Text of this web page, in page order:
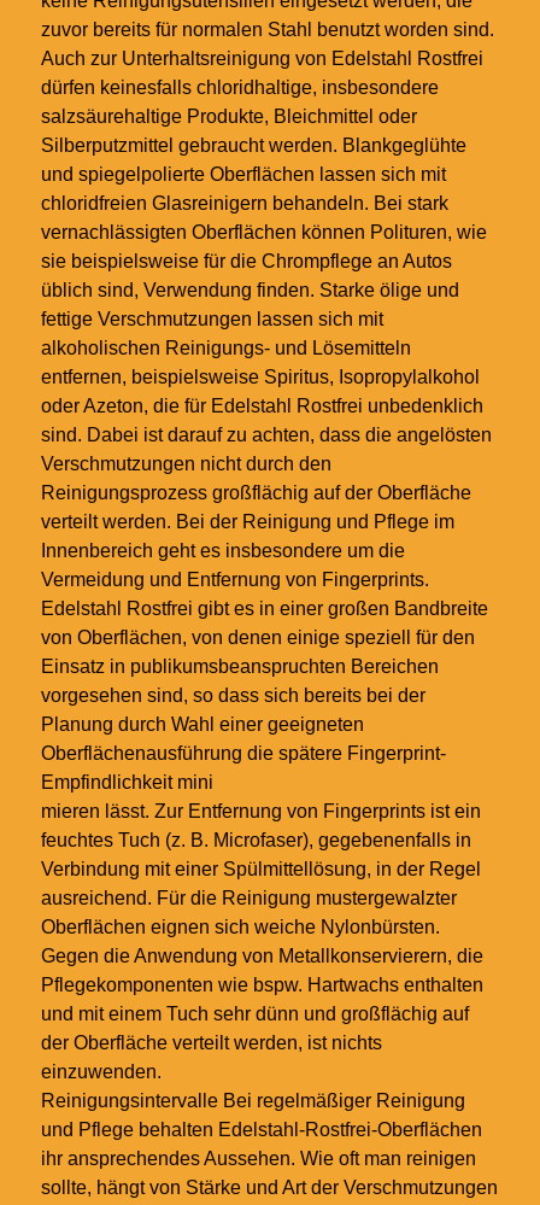
zuvor bereits für normalen Stahl benutzt worden sind.
Auch zur Unterhaltsreinigung von Edelstahl Rostfrei
dürfen keinesfalls chloridhaltige, insbesondere
salzsäurehaltige Produkte, Bleichmittel oder
Silberputzmittel gebraucht werden. Blankgeglühte
und spiegelpolierte Oberflächen lassen sich mit
chloridfreien Glasreinigern behandeln. Bei stark
vernachlässigten Oberflächen können Polituren, wie
sie beispielsweise für die Chrompflege an Autos
üblich sind, Verwendung finden. Starke ölige und
fettige Verschmutzungen lassen sich mit
alkoholischen Reinigungs- und Lösemitteln
entfernen, beispielsweise Spiritus, Isopropylalkohol
oder Azeton, die für Edelstahl Rostfrei unbedenklich
sind. Dabei ist darauf zu achten, dass die angelösten
Verschmutzungen nicht durch den
Reinigungsprozess großflächig auf der Oberfläche
verteilt werden. Bei der Reinigung und Pflege im
Innenbereich geht es insbesondere um die
Vermeidung und Entfernung von Fingerprints.
Edelstahl Rostfrei gibt es in einer großen Bandbreite
von Oberflächen, von denen einige speziell für den
Einsatz in publikumsbeanspruchten Bereichen
vorgesehen sind, so dass sich bereits bei der
Planung durch Wahl einer geeigneten
Oberflächenausführung die spätere Fingerprint-
Empfindlichkeit mini
mieren lässt. Zur Entfernung von Fingerprints ist ein
feuchtes Tuch (z. B. Microfaser), gegebenenfalls in
Verbindung mit einer Spülmittellösung, in der Regel
ausreichend. Für die Reinigung mustergewalzter
Oberflächen eignen sich weiche Nylonbürsten.
Gegen die Anwendung von Metallkonservierern, die
Pflegekomponenten wie bspw. Hartwachs enthalten
und mit einem Tuch sehr dünn und großflächig auf
der Oberfläche verteilt werden, ist nichts
einzuwenden.
Reinigungsintervalle Bei regelmäßiger Reinigung
und Pflege behalten Edelstahl-Rostfrei-Oberflächen
ihr ansprechendes Aussehen. Wie oft man reinigen
sollte, hängt von Stärke und Art der Verschmutzungen